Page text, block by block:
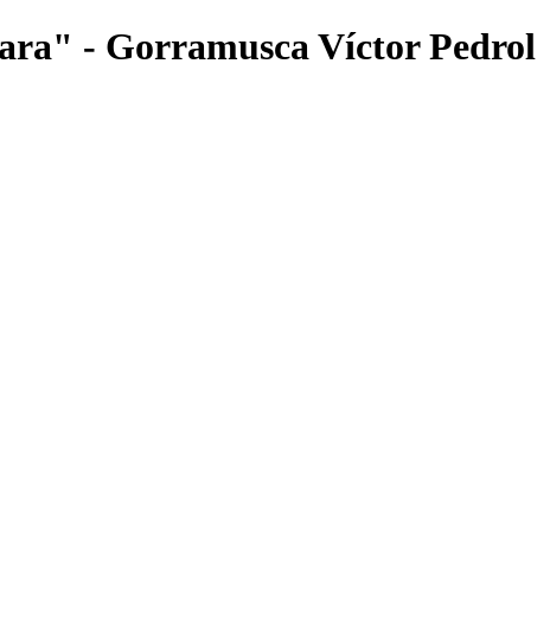
- Gorramusca Víctor Pedrol